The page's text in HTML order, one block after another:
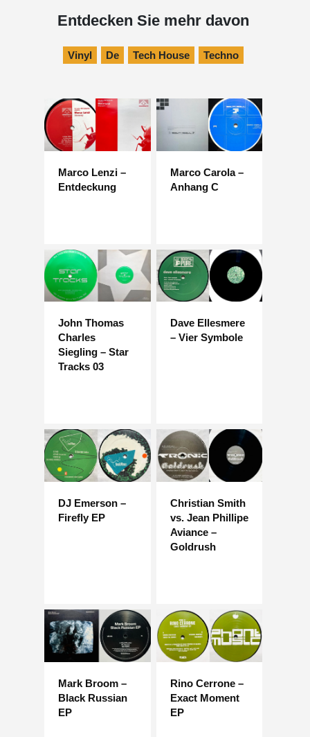
Entdecken Sie mehr davon
Vinyl De Tech House Techno
Marco Lenzi –
Entdeckung
Marco Carola –
Anhang C
John Thomas
Charles
Siegling – Star
Tracks 03
Dave Ellesmere
– Vier Symbole
DJ Emerson –
Firefly EP
Christian Smith
vs. Jean Phillipe
Aviance –
Goldrush
Mark Broom –
Black Russian
EP
Rino Cerrone –
Exact Moment
EP